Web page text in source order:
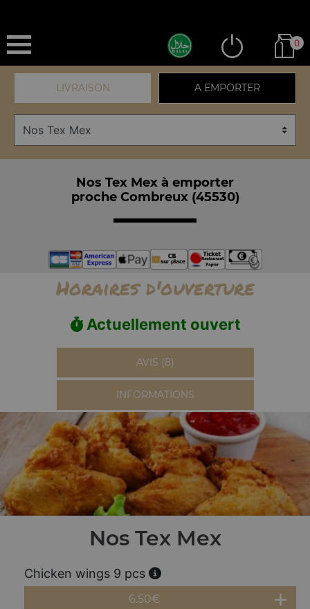
0
LIVRAISON A EMPORTER
Nos Tex Mex à emporter
proche Combreux (45530)
Horaires d'ouverture
Actuellement ouvert
AVIS (8)
INFORMATIONS
Nos Tex Mex
Chicken wings 9 pcs
6.50€